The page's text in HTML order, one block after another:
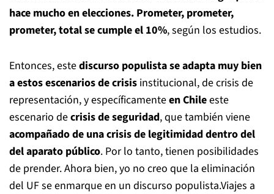
hace mucho en elecciones. Prometer, prometer,
prometer, total se cumple el 10%, según los estudios.
Entonces, estediscurso populista se adapta muy bien
a estos escenarios de crisis institucional, de crisis de
representación, y específicamenteen Chileeste
escenario decrisis de seguridad, que también viene
acompañado de una crisis de legitimidad dentro del
del aparato público. Por lo tanto, tienen posibilidades
de prender. Ahora bien, yo no creo que la eliminación
del UF se enmarque en un discurso populista.Viajes a